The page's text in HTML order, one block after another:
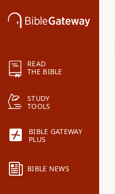
READ
THE BIBLE
STUDY
TOOLS
BIBLE GATEWAY
PLUS
BIBLE NEWS